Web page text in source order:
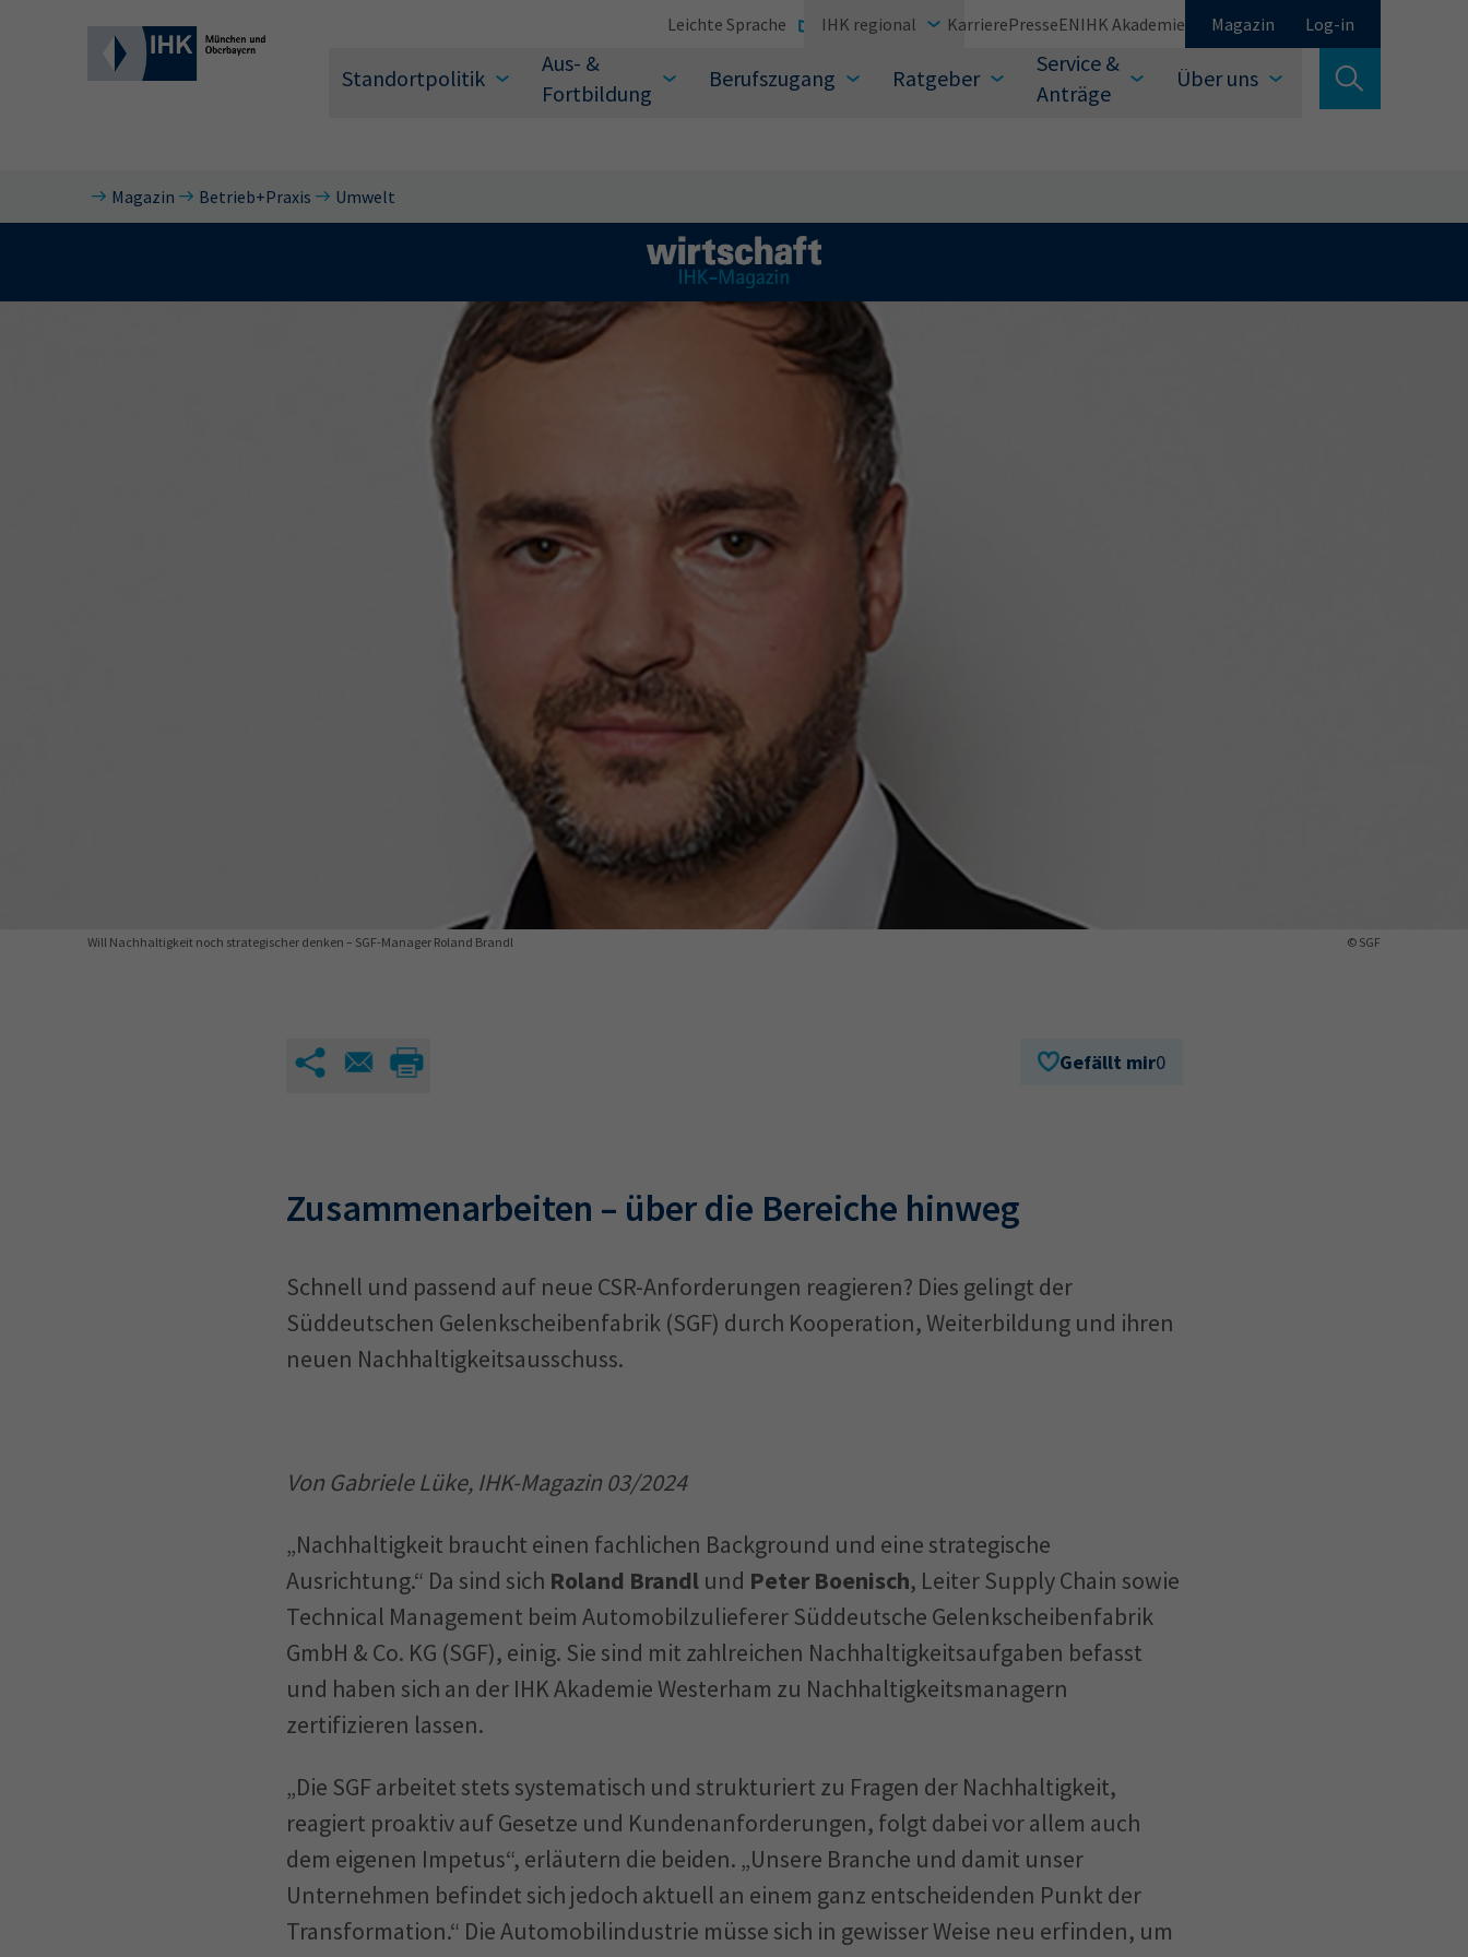
Standortpolitik
Aus- &
Fortbildung
Berufszugang Ratgeber
Service &
Anträge
Über uns
Leichte Sprache IHK regional KarrierePresseEN IHK Akademie Magazin Log-in
Suche verlassen
Wonach suchen Sie?
Hier können Sie auch aus den meistgesuchten Begriffen vorauswählen
Ausbildungsvertrag Fachwirt AdA
Sachkundeprüfung
Magazin Betrieb+Praxis Umwelt
Will Nachhaltigkeit noch strategischer denken – SGF-Manager Roland Brandl © SGF
Gefällt mir0
Zusammenarbeiten – über die Bereiche hinweg
Schnell und passend auf neue CSR-Anforderungen reagieren? Dies gelingt der
Süddeutschen Gelenkscheibenfabrik (SGF) durch Kooperation, Weiterbildung und ihren
neuen Nachhaltigkeitsausschuss.
Von Gabriele Lüke, IHK-Magazin 03/2024
„Nachhaltigkeit braucht einen fachlichen Background und eine strategische
Ausrichtung.“ Da sind sich Roland Brandlund Peter Boenisch, Leiter Supply Chain sowie
Technical Management beim Automobilzulieferer Süddeutsche Gelenkscheibenfabrik
GmbH & Co. KG (SGF), einig. Sie sind mit zahlreichen Nachhaltigkeitsaufgaben befasst
und haben sich an der IHK Akademie Westerham zu Nachhaltigkeitsmanagern
zertifizieren lassen.
„Die SGF arbeitet stets systematisch und strukturiert zu Fragen der Nachhaltigkeit,
reagiert proaktiv auf Gesetze und Kundenanforderungen, folgt dabei vor allem auch
dem eigenen Impetus“, erläutern die beiden. „Unsere Branche und damit unser
Unternehmen befindet sich jedoch aktuell an einem ganz entscheidenden Punkt der
Transformation.“ Die Automobilindustrie müsse sich in gewisser Weise neu erfinden, um